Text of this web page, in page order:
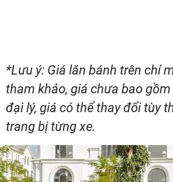
*Lưu ý: Giá lăn bánh trên chỉ
tham khảo, giá chưa bao
đại lý, giá có thể thay đổi tùy
trang bị từng xe.